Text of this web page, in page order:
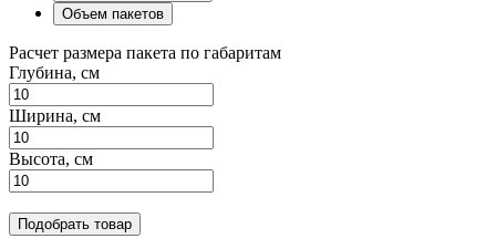
Объем пакетов
Расчет размера пакета по габаритам
Глубина, см
Ширина, см
Высота, см
Подобрать товар